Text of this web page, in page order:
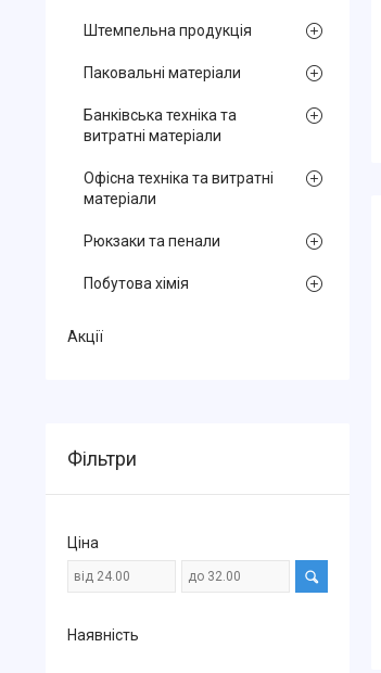
Штемпельна продукція
Паковальні матеріали
Банківська техніка та
витратні матеріали
Офісна техніка та витратні
матеріали
Рюкзаки та пенали
Побутова хімія
Акції
Фільтри
Ціна
Наявність